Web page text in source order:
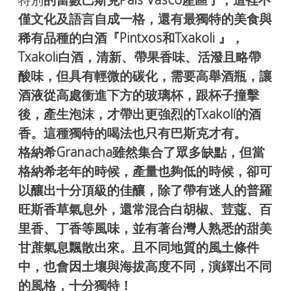
僅文化及語言自成一格，還有最獨特的美食與
稀有品種的白酒『Pintxos和Txakoli 』，
Txakoli白酒，清新、帶果香味、活潑且略帶
酸味，但具有輕微的碳化，需要高舉酒瓶，讓
酒液從高處衝進下方的玻璃杯，跟杯子撞擊
後，產生泡沫，才帶出更強烈的Txakolí的酒
香。這種獨特的喝法也只有巴斯克才有。
格納希Granacha雖然集合了眾多缺點，但當
格納希老年的時候，產量也夠低的時候，卻可
以釀出十分頂級的佳釀，除了帶有迷人的普羅
旺斯香草氣息外，還常混合白胡椒、荳蔻、百
里香、丁香等風味，並有著台灣人熟悉的甜美
甘蔗氣息飄散出來。且不同地質的風土條件
中，也會因土壤與海拔高度不同，演繹出不同
的風格，十分獨特！